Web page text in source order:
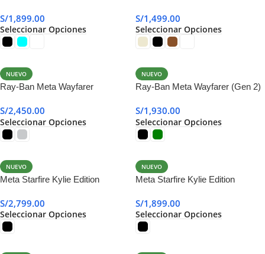
S/1,899.00
Seleccionar Opciones
S/1,499.00
Seleccionar Opciones
NUEVO
Ray-Ban Meta Wayfarer
S/2,450.00
Seleccionar Opciones
NUEVO
Ray-Ban Meta Wayfarer (Gen 2)
S/1,930.00
Seleccionar Opciones
NUEVO
Meta Starfire Kylie Edition
S/2,799.00
Seleccionar Opciones
NUEVO
Meta Starfire Kylie Edition
S/1,899.00
Seleccionar Opciones